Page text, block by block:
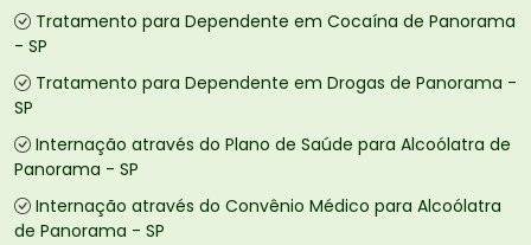
Tratamento para Dependente em Cocaína de Panorama
- SP
Tratamento para Dependente em Drogas de Panorama -
SP
Internação através do Plano de Saúde para Alcoólatra de
Panorama - SP
Internação através do Convênio Médico para Alcoólatra
de Panorama - SP